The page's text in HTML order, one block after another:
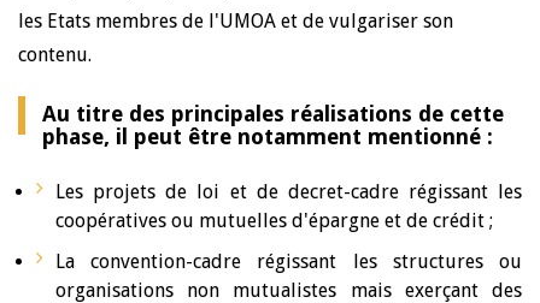
les Etats membres de l'UMOA et de vulgariser son
contenu.
Au titre des principales réalisations de cette
phase, il peut être notamment mentionné :
Les projets de loi et de decret-cadre régissant les
coopératives ou mutuelles d'épargne et de crédit ;
La convention-cadre régissant les structures ou
organisations non mutualistes mais exerçant des